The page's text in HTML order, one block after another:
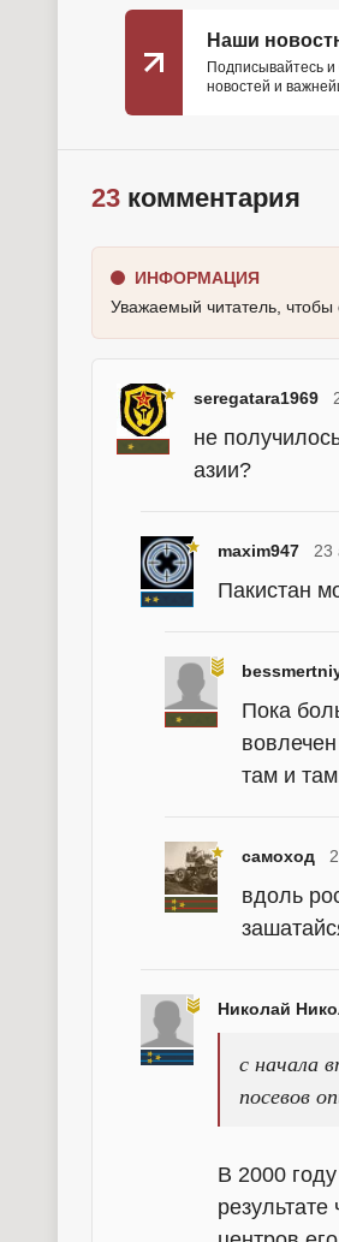
Наши
Подписывайтесь и
новостей и
23 комментария
ИНФОРМАЦИЯ
Уважаемый читатель, чтобы
seregatara1969
не
азии?
maxim947 23
Пакистан
Пока
там и
самоход
вдоль
Николай
с начала
посевов
В 2000